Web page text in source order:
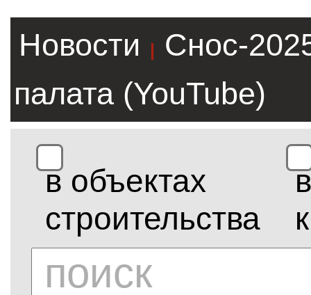
Новости |
Снос-
палата (YouTube)
в объектах
строительства
в